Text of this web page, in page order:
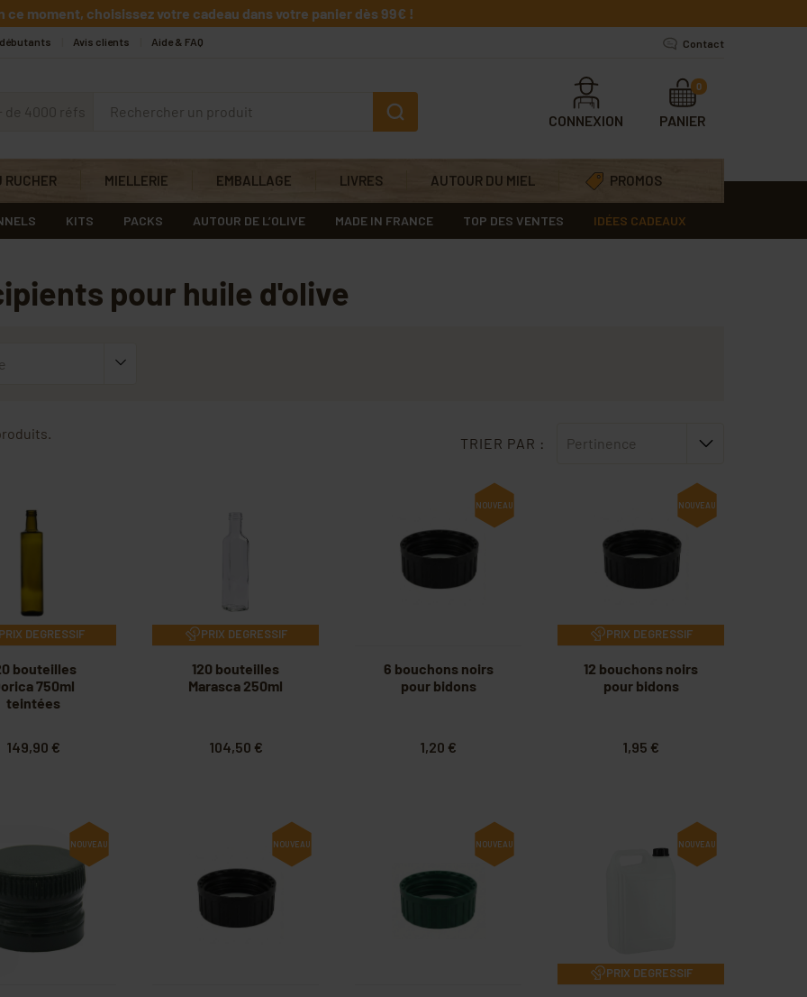
ce moment, choisissez votre cadeau dans votre panier dès 99€ !
Avis clients Aide & FAQ Contact
de 4000 réfs
CONNEXION PANIER
0
RUCHER MIELLERIE EMBALLAGE LIVRES AUTOUR DU MIEL PROMOS
KITS PACKS AUTOUR DE L’OLIVE MADE IN FRANCE TOP DES VENTES IDÉES CADEAUX
pour huile d'olive
TRIER PAR : Pertinence
DEGRESSIF
bouteilles
750ml
teintées
149,90 €
PRIX DEGRESSIF
120 bouteilles
Marasca 250ml
104,50 €
NOUVEAU
6 bouchons noirs
pour bidons
1,20 €
NOUVEAU
PRIX DEGRESSIF
12 bouchons noirs
pour bidons
1,95 €
NOUVEAU NOUVEAU NOUVEAU NOUVEAU
PRIX DEGRESSIF